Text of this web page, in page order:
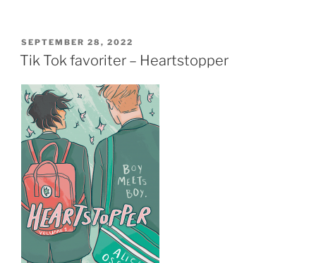
PUBLICERAT
SEPTEMBER 28, 2022
Tik Tok favoriter – Heartstopper